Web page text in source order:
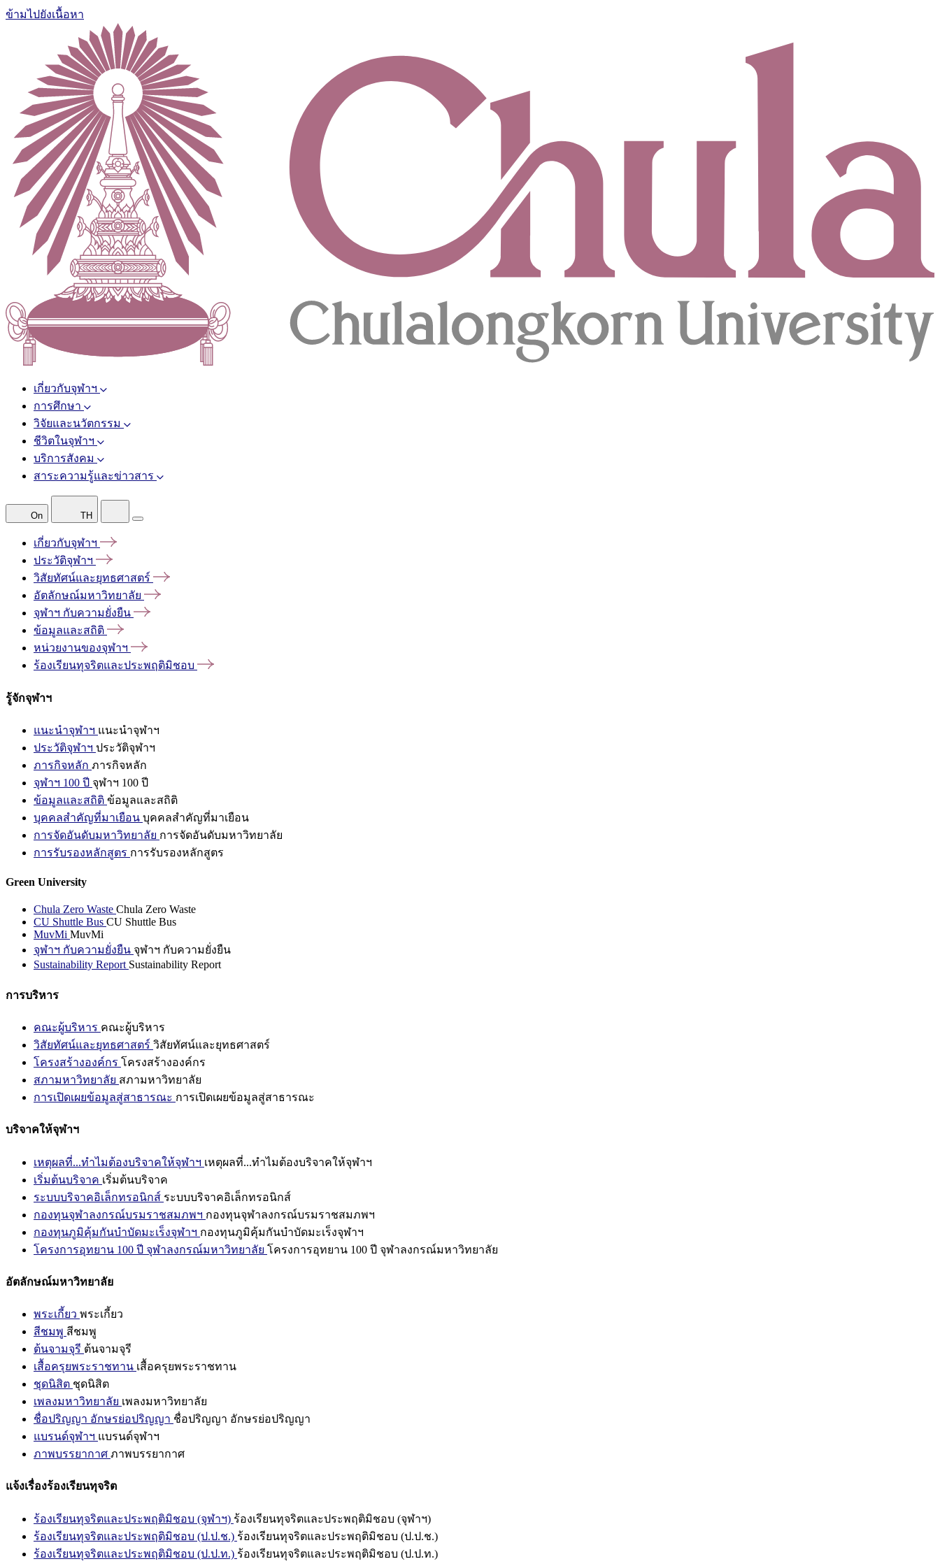
ข้ามไปยังเนื้อหา
เกี่ยวกับจุฬาฯ
การศึกษา
วิจัยและนวัตกรรม
ชีวิตในจุฬาฯ
บริการสังคม
สาระความรู้และข่าวสาร
On TH
เกี่ยวกับจุฬาฯ
ประวัติจุฬาฯ
วิสัยทัศน์และยุทธศาสตร์
อัตลักษณ์มหาวิทยาลัย
จุฬาฯ กับความยั่งยืน
ข้อมูลและสถิติ
หน่วยงานของจุฬาฯ
ร้องเรียนทุจริตและประพฤติมิชอบ
รู้จักจุฬาฯ
แนะนำจุฬาฯ แนะนำจุฬาฯ
ประวัติจุฬาฯ ประวัติจุฬาฯ
ภารกิจหลัก ภารกิจหลัก
จุฬาฯ 100 ปี จุฬาฯ 100 ปี
ข้อมูลและสถิติ ข้อมูลและสถิติ
บุคคลสำคัญที่มาเยือน บุคคลสำคัญที่มาเยือน
การจัดอันดับมหาวิทยาลัย การจัดอันดับมหาวิทยาลัย
การรับรองหลักสูตร การรับรองหลักสูตร
Green University
Chula Zero Waste Chula Zero Waste
CU Shuttle Bus CU Shuttle Bus
MuvMi MuvMi
จุฬาฯ กับความยั่งยืน จุฬาฯ กับความยั่งยืน
Sustainability Report Sustainability Report
การบริหาร
คณะผู้บริหาร คณะผู้บริหาร
วิสัยทัศน์และยุทธศาสตร์ วิสัยทัศน์และยุทธศาสตร์
โครงสร้างองค์กร โครงสร้างองค์กร
สภามหาวิทยาลัย สภามหาวิทยาลัย
การเปิดเผยข้อมูลสู่สาธารณะ การเปิดเผยข้อมูลสู่สาธารณะ
บริจาคให้จุฬาฯ
เหตุผลที่...ทำไมต้องบริจาคให้จุฬาฯ เหตุผลที่...ทำไมต้องบริจาคให้จุฬาฯ
เริ่มต้นบริจาค เริ่มต้นบริจาค
ระบบบริจาคอิเล็กทรอนิกส์ ระบบบริจาคอิเล็กทรอนิกส์
กองทุนจุฬาลงกรณ์บรมราชสมภพฯ กองทุนจุฬาลงกรณ์บรมราชสมภพฯ
กองทุนภูมิคุ้มกันบำบัดมะเร็งจุฬาฯ กองทุนภูมิคุ้มกันบำบัดมะเร็งจุฬาฯ
โครงการอุทยาน 100 ปี จุฬาลงกรณ์มหาวิทยาลัย โครงการอุทยาน 100 ปี จุฬาลงกรณ์มหาวิทยาลัย
อัตลักษณ์มหาวิทยาลัย
พระเกี้ยว พระเกี้ยว
สีชมพู สีชมพู
ต้นจามจุรี ต้นจามจุรี
เสื้อครุยพระราชทาน เสื้อครุยพระราชทาน
ชุดนิสิต ชุดนิสิต
เพลงมหาวิทยาลัย เพลงมหาวิทยาลัย
ชื่อปริญญา อักษรย่อปริญญา ชื่อปริญญา อักษรย่อปริญญา
แบรนด์จุฬาฯ แบรนด์จุฬาฯ
ภาพบรรยากาศ ภาพบรรยากาศ
แจ้งเรื่องร้องเรียนทุจริต
ร้องเรียนทุจริตและประพฤติมิชอบ (จุฬาฯ) ร้องเรียนทุจริตและประพฤติมิชอบ (จุฬาฯ)
ร้องเรียนทุจริตและประพฤติมิชอบ (ป.ป.ช.) ร้องเรียนทุจริตและประพฤติมิชอบ (ป.ป.ช.)
ร้องเรียนทุจริตและประพฤติมิชอบ (ป.ป.ท.) ร้องเรียนทุจริตและประพฤติมิชอบ (ป.ป.ท.)